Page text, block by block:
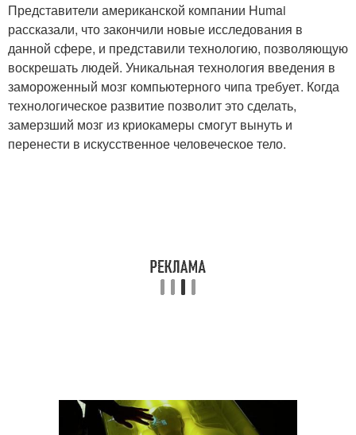
Представители американской компании Humai
рассказали, что закончили новые исследования в
данной сфере, и представили технологию, позволяющую
воскрешать людей. Уникальная технология введения в
замороженный мозг компьютерного чипа требует. Когда
технологическое развитие позволит это сделать,
замерзший мозг из криокамеры смогут вынуть и
перенести в искусственное человеческое тело.